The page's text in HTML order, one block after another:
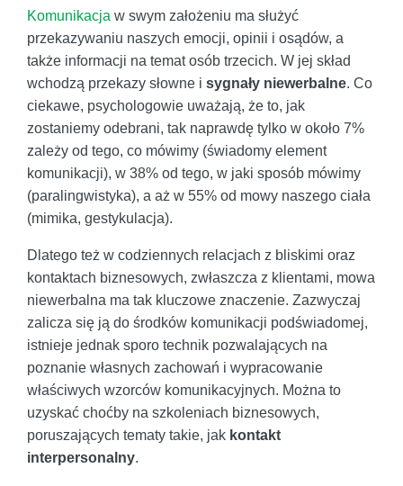
Komunikacja w swym założeniu ma służyć
przekazywaniu naszych emocji, opinii i osądów, a
także informacji na temat osób trzecich. W jej skład
wchodzą przekazy słowne i sygnały niewerbalne. Co
ciekawe, psychologowie uważają, że to, jak
zostaniemy odebrani, tak naprawdę tylko w około 7%
zależy od tego, co mówimy (świadomy element
komunikacji), w 38% od tego, w jaki sposób mówimy
(paralingwistyka), a aż w 55% od mowy naszego ciała
(mimika, gestykulacja).
Dlatego też w codziennych relacjach z bliskimi oraz
kontaktach biznesowych, zwłaszcza z klientami, mowa
niewerbalna ma tak kluczowe znaczenie. Zazwyczaj
zalicza się ją do środków komunikacji podświadomej,
istnieje jednak sporo technik pozwalających na
poznanie własnych zachowań i wypracowanie
właściwych wzorców komunikacyjnych. Można to
uzyskać choćby na szkoleniach biznesowych,
poruszających tematy takie, jak kontakt
interpersonalny.